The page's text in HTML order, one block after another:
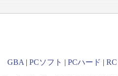
GBA | PCソフト | PCハード | RC